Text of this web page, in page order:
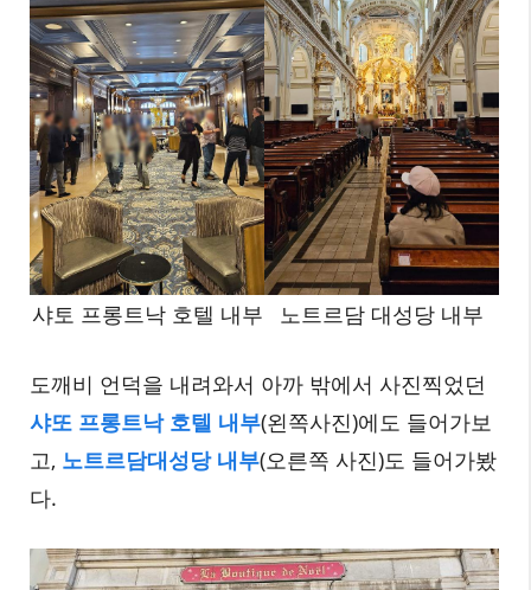
샤토 프롱트낙 호텔 내부 노트르담 대성당 내부
도깨비 언덕을 내려와서 아까 밖에서 사진찍었던
샤또 프롱트낙 호텔 내부(왼쪽사진)에도 들어가보
고, 노트르담대성당 내부(오른쪽 사진)도 들어가봤
다.